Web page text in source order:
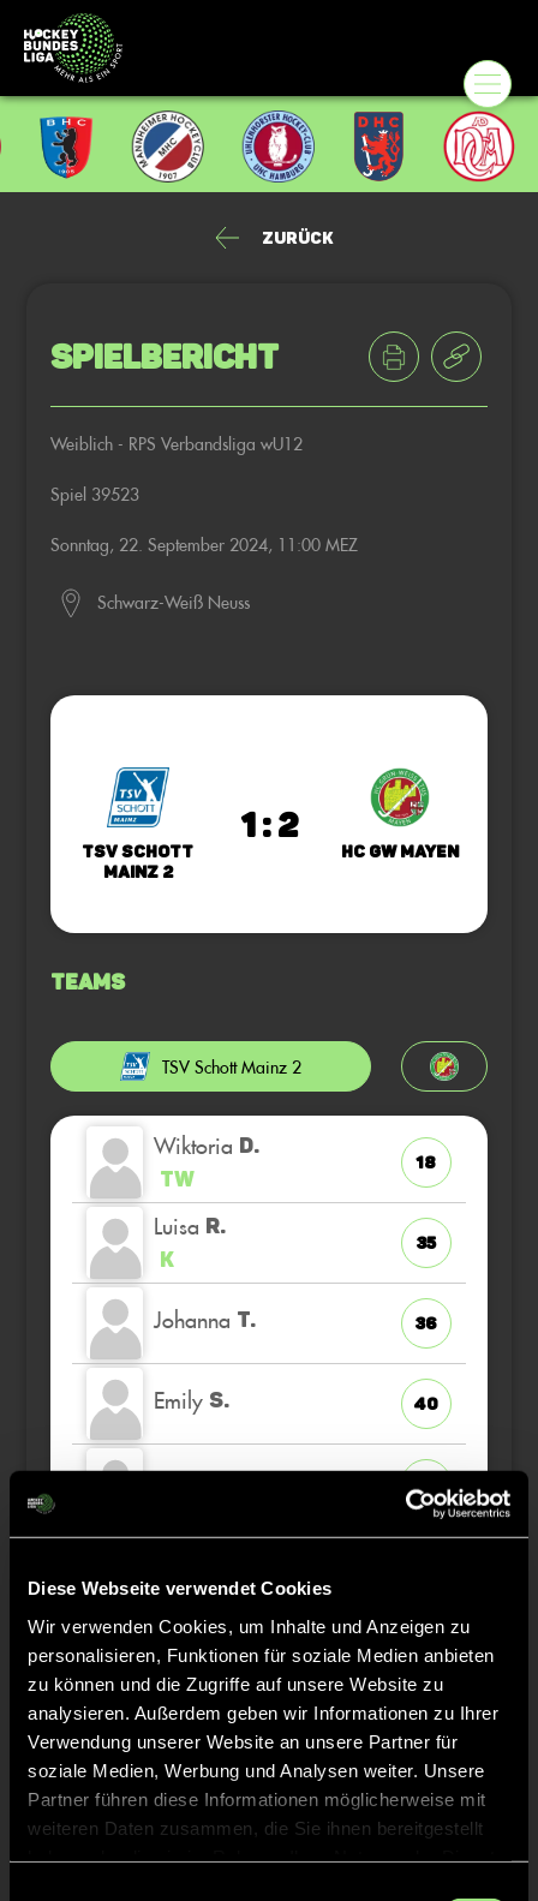
Diese Webseite verwendet Cookies
Wir verwenden Cookies, um Inhalte und Anzeigen zu
personalisieren, Funktionen für soziale Medien anbieten
zu können und die Zugriffe auf unsere Website zu
analysieren. Außerdem geben wir Informationen zu Ihrer
Verwendung unserer Website an unsere Partner für
soziale Medien, Werbung und Analysen weiter. Unsere
Partner führen diese Informationen möglicherweise mit
weiteren Daten zusammen, die Sie ihnen bereitgestellt
Zurück
Spielbericht
Weiblich - RPS Verbandsliga wU12
Spiel 39523
Sonntag, 22. September 2024, 11:00 MEZ
Schwarz-Weiß Neuss
TSV Schott
Mainz 2
1 : 2
HC GW Mayen
Teams
TSV Schott Mainz 2
Wiktoria D.
TW
18
Luisa R.
K
35
Johanna T. 36
Emily S. 40
Romy 28
Staff